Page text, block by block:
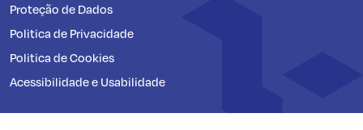
Proteção de Dados
Politica de Privacidade
Politica de Cookies
Acessibilidade e Usabilidade